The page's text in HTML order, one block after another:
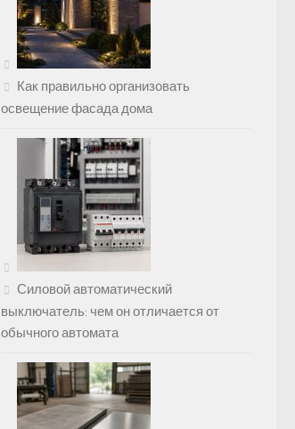
Как правильно организовать
освещение фасада дома
Силовой автоматический
выключатель: чем он отличается от
обычного автомата